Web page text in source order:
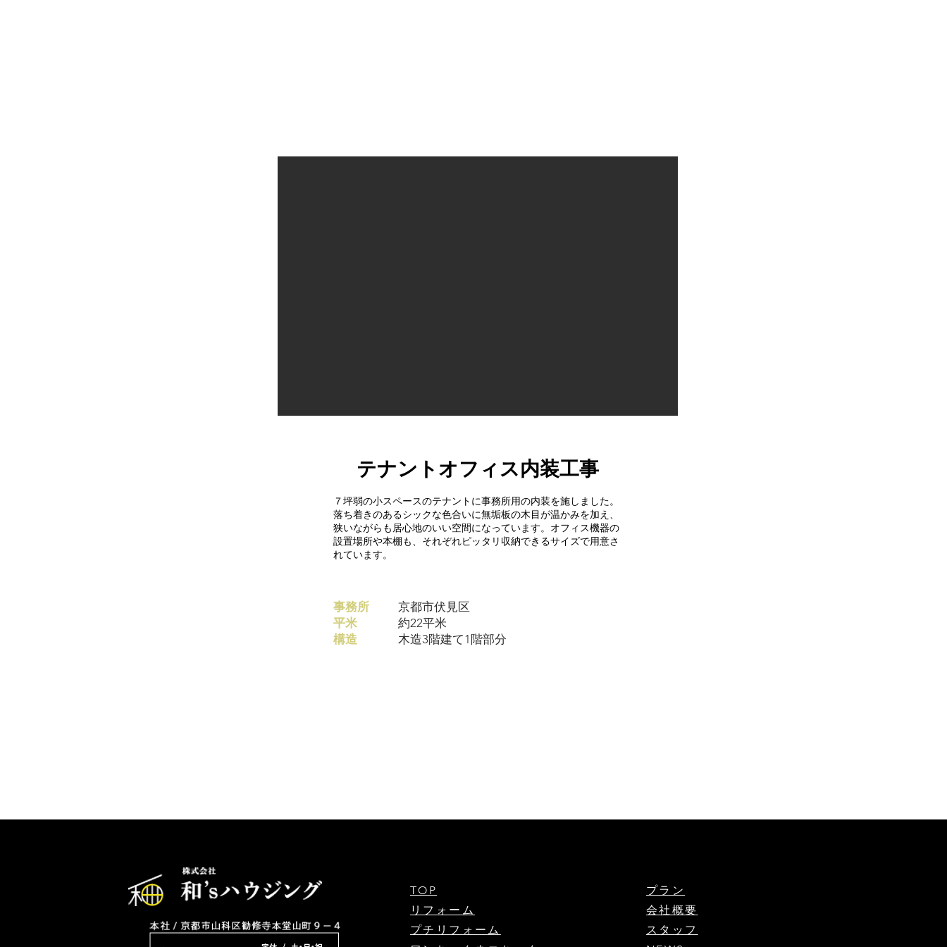
テナントオフィス内装工事
７坪弱の小スペースのテナントに事務所用の内装を施しました。
落ち着きのあるシックな色合いに無垢板の木目が温かみを加え、
狭いながらも居心地のいい空間になっています。オフィス機器の
設置場所や本棚も、それぞれピッタリ収納できるサイズで用意さ
れています。
事務所
平米
構造
京都市伏見区
約22平米
木造3階建て1階部分
TOP
リフォーム
プチリフォーム
プラン
会社概要
スタッフ